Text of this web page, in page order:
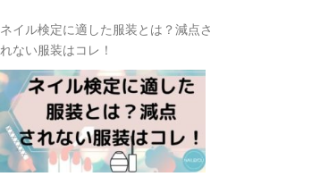
ネイル検定に適した服装とは？減点さ
れない服装はコレ！